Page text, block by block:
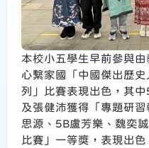
本校小五學生早前參與
心繫家國「中國傑出歷
列」比賽表現出色，其
及張健沛獲得「專題研
思源、5B盧芳樂、魏奕
比賽」一等獎，表現出